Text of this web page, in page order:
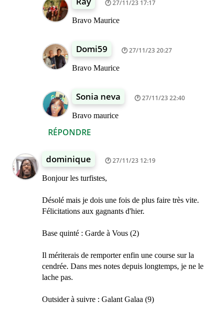
RÉPONDRE
27/11/23 17:17
Bravo Maurice
Domi59 27/11/23 20:27
Bravo Maurice
Sonia neva 27/11/23 22:40
Bravo maurice
dominique 27/11/23 12:19
Bonjour les turfistes,
Désolé mais je dois une fois de plus faire très vite.
Félicitations aux gagnants d'hier.
Base quinté : Garde à Vous (2)
Il mériterais de remporter enfin une course sur la
cendrée. Dans mes notes depuis longtemps, je ne le
lache pas.
Outsider à suivre : Galant Galaa (9)